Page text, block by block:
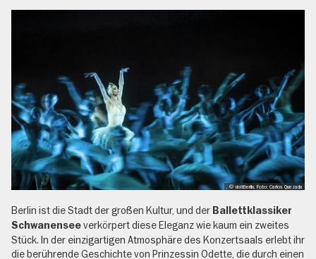
, © visitBerlin, Foto: Carlos Quezada
Berlin ist die Stadt der großen Kultur, und der Ballettklassiker
Schwanenseeverkörpert diese Eleganz wie kaum ein zweites
Stück. In der einzigartigen Atmosphäre des Konzertsaals erlebt ihr
die berührende Geschichte von Prinzessin Odette, die durch einen